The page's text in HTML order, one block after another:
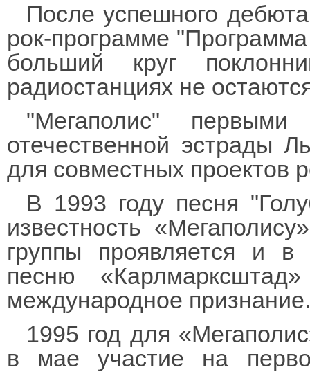
После успешного
рок-программе
больший круг
радиостанциях не
"Мегаполис"
отечественной эстрады
для совместных проектов
В 1993 году песня
известность
группы проявляется и
песню
международное признание.
1995 год для
в мае участие на